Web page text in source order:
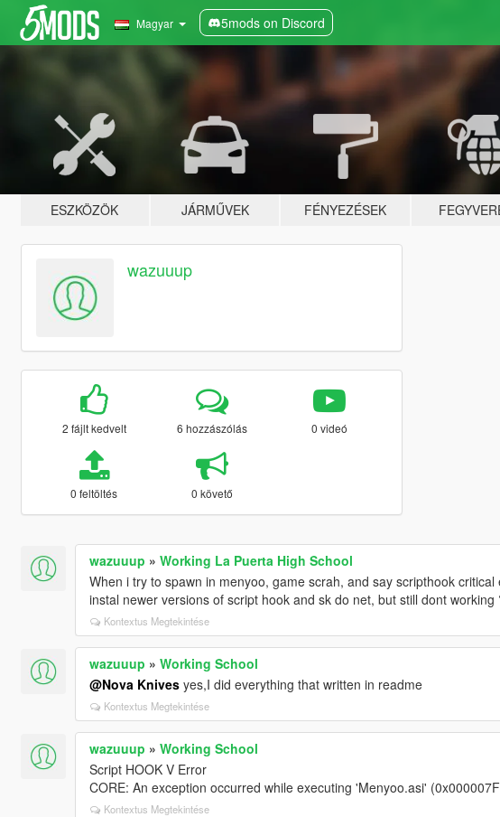
Magyar 5mods on Discord
ESZKÖZÖK JÁRMŰVEK FÉNYEZÉSEK
wazuuup
2 fájlt kedvelt 6 hozzászólás 0 videó
0 feltöltés 0 követő
wazuuup » Working La Puerta High School
When i try to spawn in menyoo, game scrah, and say scripthook
instal newer versions of script hook and sk do net, but still dont working
Kontextus Megtekintése
wazuuup » Working School
@Nova Knivesyes,I did everything that written in readme
Kontextus Megtekintése
wazuuup » Working School
Script HOOK V Error
CORE: An exception occurred while executing 'Menyoo.asi'
Kontextus Megtekintése